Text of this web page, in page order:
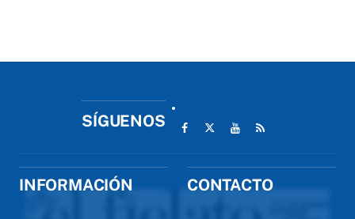
SÍGUENOS
INFORMACIÓN CONTACTO